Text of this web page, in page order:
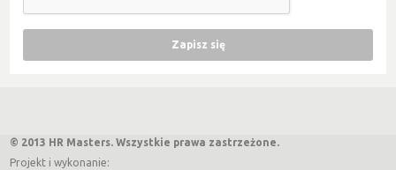
© 2013 HR Masters. Wszystkie prawa zastrzeżone.
Projekt i wykonanie: